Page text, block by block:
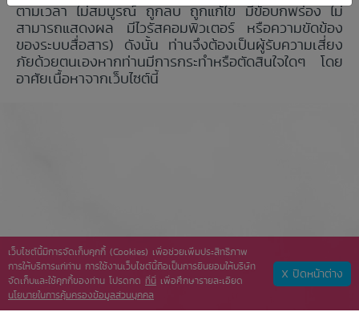
ตามเวลา ไม่สมบูรณ์ ถูกลบ ถูกแก้ไข มีข้อบกพร่อง ไม่
สามารถแสดงผล มีไวรัสคอมพิวเตอร์ หรือความขัดข้อง
ของระบบสื่อสาร) ดังนั้น ท่านจึงต้องเป็นผู้รับความเสี่ยง
ภัยด้วยตนเองหากท่านมีการกระทำหรือตัดสินใจใดๆ โดย
อาศัยเนื้อหาจากเว็บไซต์นี้
เว็บไซต์นี้มีการจัดเก็บคุกกี้ (Cookies) เพื่อช่วยเพิ่มประสิทธิภาพ
การให้บริการแก่ท่าน การใช้งานเว็บไซต์นี้ถือเป็นการยินยอมให้บริษัท
จัดเก็บและใช้คุกกี้ของท่าน โปรดกด ที่นี่ เพื่อศึกษารายละเอียด
นโยบายในการคุ้มครองข้อมูลส่วนบุคคล
X ปิดหน้าต่าง